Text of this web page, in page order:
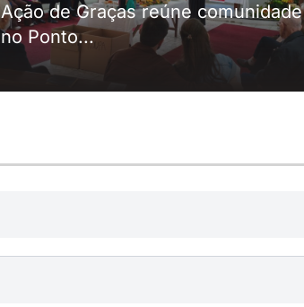
Ação de Graças reúne comunidade
no Ponto...